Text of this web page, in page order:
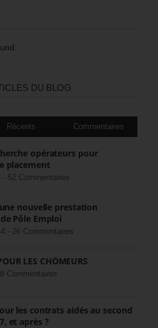
DU BLOG
Récents Commentaires
opérateurs pour
placement
- 52 Commentaires
nouvelle prestation
Pôle Emploi
- 26 Commentaires
LES CHÔMEURS
8 Commentaires
les contrats aidés au second
et après ?